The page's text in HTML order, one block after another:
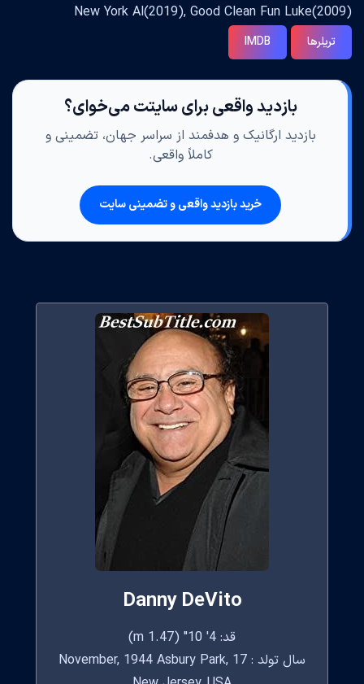
New York Al(2019), Good Clean Fun Luke(2009)
تریلرها IMDB
بازدید واقعی برای سایتت می‌خوای؟
بازدید ارگانیک و هدفمند از سراسر جهان، تضمینی و
کاملاً واقعی.
خرید بازدید واقعی و تضمینی سایت
Danny DeVito
قد: 4' 10" (1.47 m)
سال تولد : 17 November, 1944 Asbury Park,